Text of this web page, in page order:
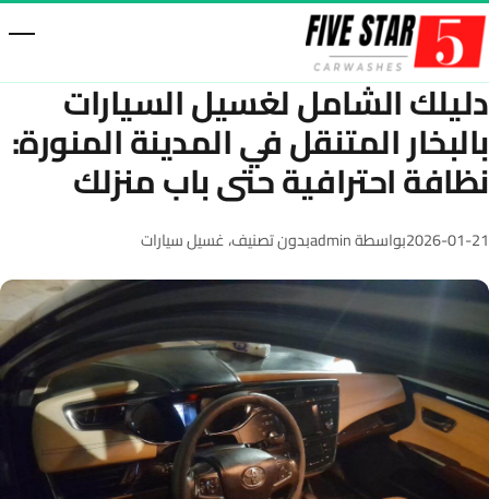
تخطّى إلى المحتوى
دليلك الشامل لغسيل السيارات
بالبخار المتنقل في المدينة المنورة:
نظافة احترافية حتى باب منزلك
2026-01-21بواسطة admin بدون تصنيف،غسيل سيارات